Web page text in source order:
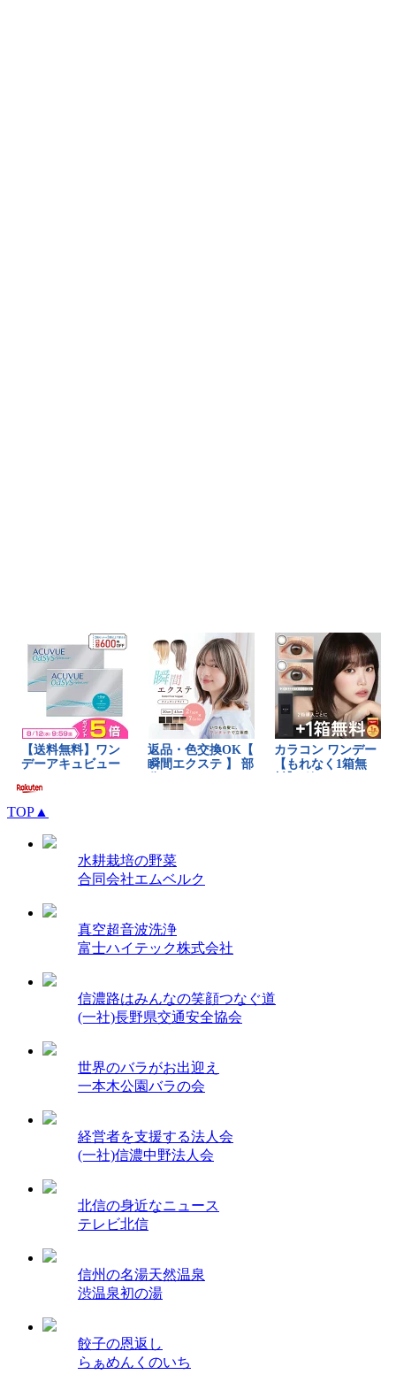
TOP▲
水耕栽培の野菜
合同会社エムベルク
真空超音波洗浄
富士ハイテック株式会社
信濃路はみんなの笑顔つなぐ道
(一社)長野県交通安全協会
世界のバラがお出迎え
一本木公園バラの会
経営者を支援する法人会
(一社)信濃中野法人会
北信の身近なニュース
テレビ北信
信州の名湯天然温泉
渋温泉初の湯
餃子の恩返し
らぁめんくのいち